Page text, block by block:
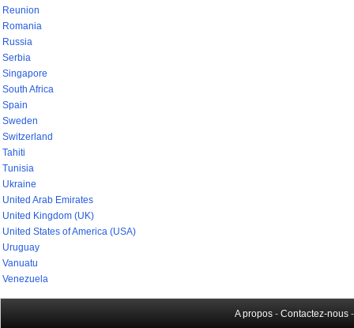
Reunion
Romania
Russia
Serbia
Singapore
South Africa
Spain
Sweden
Switzerland
Tahiti
Tunisia
Ukraine
United Arab Emirates
United Kingdom (UK)
United States of America (USA)
Uruguay
Vanuatu
Venezuela
A propos - Contactez-nous